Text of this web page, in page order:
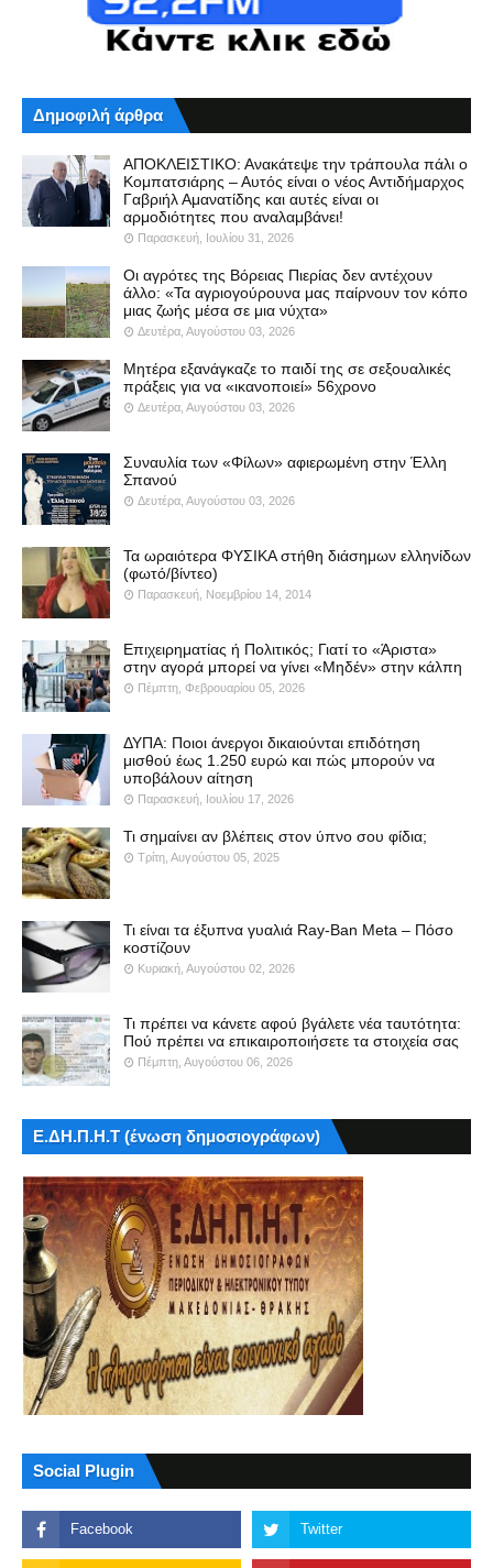
Δημοφιλή άρθρα
ΑΠΟΚΛΕΙΣΤΙΚΟ: Ανακάτεψε την τράπουλα πάλι ο
Κομπατσιάρης – Αυτός είναι ο νέος Αντιδήμαρχος
Γαβριήλ Αμανατίδης και αυτές είναι οι
αρμοδιότητες που αναλαμβάνει!
Παρασκευή, Ιουλίου 31, 2026
Οι αγρότες της Βόρειας Πιερίας δεν αντέχουν
άλλο: «Τα αγριογούρουνα μας παίρνουν τον κόπο
μιας ζωής μέσα σε μια νύχτα»
Δευτέρα, Αυγούστου 03, 2026
Μητέρα εξανάγκαζε το παιδί της σε σεξουαλικές
πράξεις για να «ικανοποιεί» 56χρονο
Δευτέρα, Αυγούστου 03, 2026
Συναυλία των «Φίλων» αφιερωμένη στην Έλλη
Σπανού
Δευτέρα, Αυγούστου 03, 2026
Τα ωραιότερα ΦΥΣΙΚΑ στήθη διάσημων ελληνίδων
(φωτό/βίντεο)
Παρασκευή, Νοεμβρίου 14, 2014
Επιχειρηματίας ή Πολιτικός; Γιατί το «Άριστα»
στην αγορά μπορεί να γίνει «Μηδέν» στην κάλπη
Πέμπτη, Φεβρουαρίου 05, 2026
ΔΥΠΑ: Ποιοι άνεργοι δικαιούνται επιδότηση
μισθού έως 1.250 ευρώ και πώς μπορούν να
υποβάλουν αίτηση
Παρασκευή, Ιουλίου 17, 2026
Τι σημαίνει αν βλέπεις στον ύπνο σου φίδια;
Τρίτη, Αυγούστου 05, 2025
Τι είναι τα έξυπνα γυαλιά Ray-Ban Meta – Πόσο
κοστίζουν
Κυριακή, Αυγούστου 02, 2026
Τι πρέπει να κάνετε αφού βγάλετε νέα ταυτότητα:
Πού πρέπει να επικαιροποιήσετε τα στοιχεία σας
Πέμπτη, Αυγούστου 06, 2026
Ε.ΔΗ.Π.Η.Τ (ένωση δημοσιογράφων)
Social Plugin